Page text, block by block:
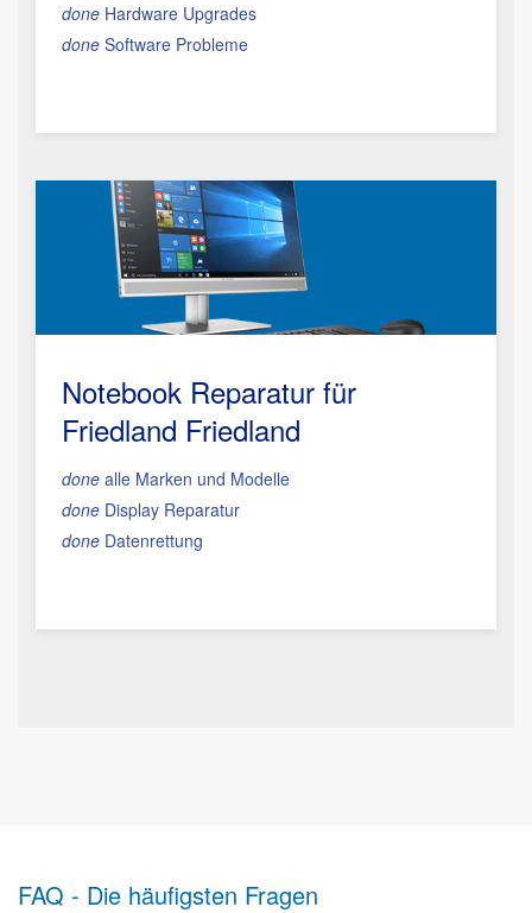
done Hardware Upgrades
done Software Probleme
Notebook Reparatur für
Friedland Friedland
done alle Marken und Modelle
done Display Reparatur
done Datenrettung
FAQ - Die häufigsten Fragen